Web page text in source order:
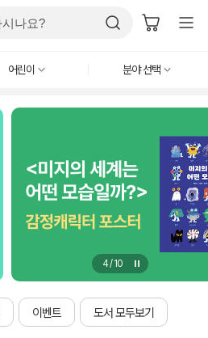
어린이 분야 선택
4/10
이벤트 도서 모두보기